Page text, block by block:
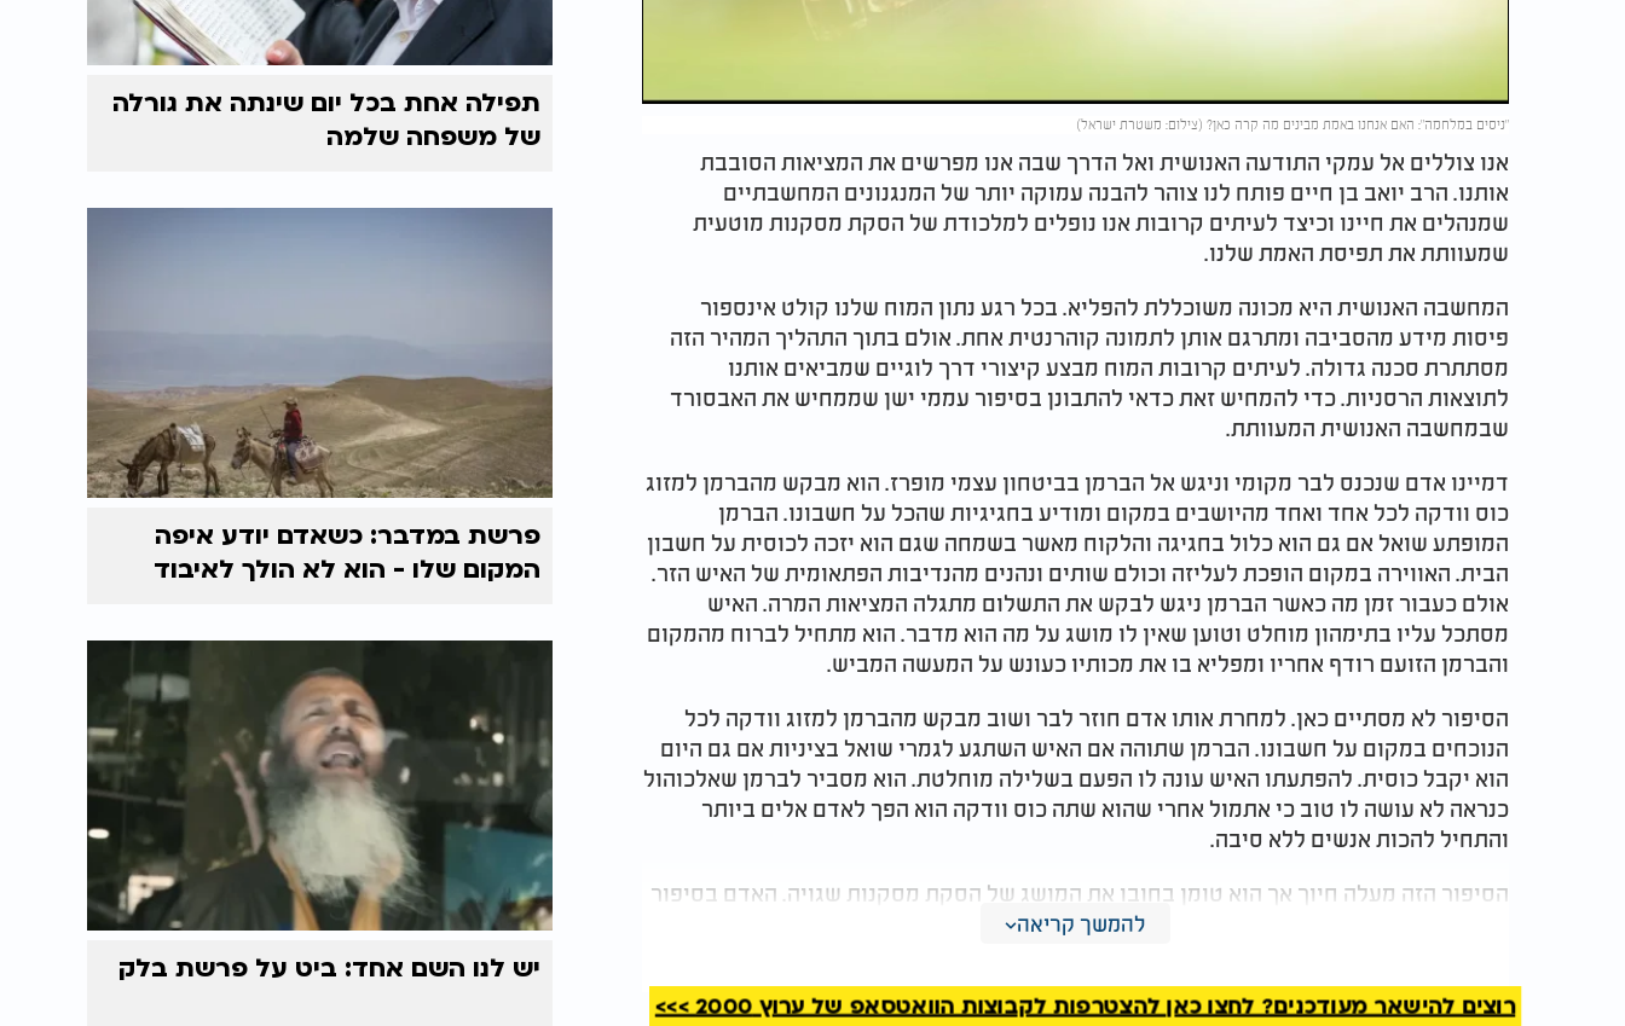
Video
"ניסים במלחמה": האם אנחנו באמת מבינים מה קרה כאן? (צילום: משטרת ישראל)
אנו צוללים אל עמקי התודעה האנושית ואל הדרך שבה אנו מפרשים את המציאות הסובבת
אותנו. הרב יואב בן חיים פותח לנו צוהר להבנה עמוקה יותר של המנגנונים המחשבתיים
שמנהלים את חיינו וכיצד לעיתים קרובות אנו נופלים למלכודת של הסקת מסקנות מוטעית
שמעוותת את תפיסת האמת שלנו.
המחשבה האנושית היא מכונה משוכללת להפליא. בכל רגע נתון המוח שלנו קולט אינספור
פיסות מידע מהסביבה ומתרגם אותן לתמונה קוהרנטית אחת. אולם בתוך התהליך המהיר הזה
מסתתרת סכנה גדולה. לעיתים קרובות המוח מבצע קיצורי דרך לוגיים שמביאים אותנו
לתוצאות הרסניות. כדי להמחיש זאת כדאי להתבונן בסיפור עממי ישן שממחיש את האבסורד
שבמחשבה האנושית המעוותת.
דמיינו אדם שנכנס לבר מקומי וניגש אל הברמן בביטחון עצמי מופרז. הוא מבקש מהברמן למזוג
כוס וודקה לכל אחד ואחד מהיושבים במקום ומודיע בחגיגיות שהכל על חשבונו. הברמן
המופתע שואל אם גם הוא כלול בחגיגה והלקוח מאשר בשמחה שגם הוא יזכה לכוסית על חשבון
הבית. האווירה במקום הופכת לעליזה וכולם שותים ונהנים מהנדיבות הפתאומית של האיש הזר.
אולם כעבור זמן מה כאשר הברמן ניגש לבקש את התשלום מתגלה המציאות המרה. האיש
מסתכל עליו בתימהון מוחלט וטוען שאין לו מושג על מה הוא מדבר. הוא מתחיל לברוח מהמקום
והברמן הזועם רודף אחריו ומפליא בו את מכותיו כעונש על המעשה המביש.
הסיפור לא מסתיים כאן. למחרת אותו אדם חוזר לבר ושוב מבקש מהברמן למזוג וודקה לכל
הנוכחים במקום על חשבונו. הברמן שתוהה אם האיש השתגע לגמרי שואל בציניות אם גם היום
הוא יקבל כוסית. להפתעתו האיש עונה לו הפעם בשלילה מוחלטת. הוא מסביר לברמן שאלכוהול
כנראה לא עושה לו טוב כי אתמול אחרי שהוא שתה כוס וודקה הוא הפך לאדם אלים ביותר
והתחיל להכות אנשים ללא סיבה.
הסיפור הזה מעלה חיוך אך הוא טומן בחובו את המושג של הסקת מסקנות שגויה. האדם בסיפור
ראה את המציאות כפי שהיא אך הפרשנות שהוא נתן לה הייתה הפוכה לחלוטין מהאמת. הוא לא
באופן שגוי לצריכת האלכוהול. הרב יואב בן חיים מציין כי כל אחד מאיתנו חווה סיטואציות
דומות בחיי היום יום שבהן המוח מנתח את מה שהוא רואה ומסיק מסקנות שלפיהן אנו פועלים
להמשך קריאה
רוצים להישאר מעודכנים? לחצו כאן להצטרפות לקבוצות הוואטסאפ של ערוץ 2000 >>>
תפילה אחת בכל יום שינתה את גורלה
של משפחה שלמה
פרשת במדבר: כשאדם יודע איפה
המקום שלו - הוא לא הולך לאיבוד
יש לנו השם אחד: ביט על פרשת בלק